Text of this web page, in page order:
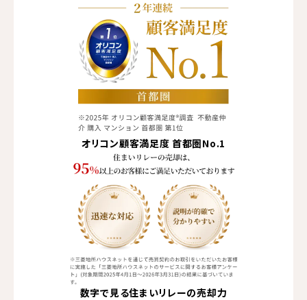
オリコン顧客満足度 首都圏No.1
数字で見る住まいリレーの売却力